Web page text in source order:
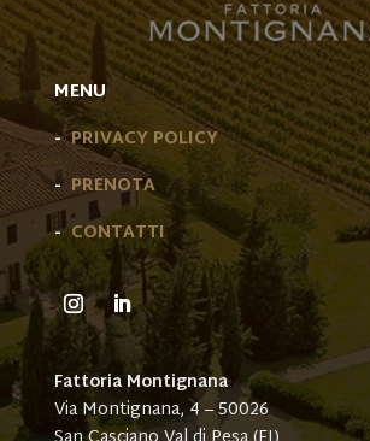
MENU
-PRIVACY POLICY
-PRENOTA
-CONTATTI
Fattoria Montignana
Via Montignana, 4 – 50026